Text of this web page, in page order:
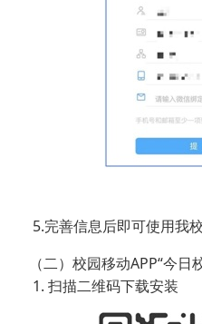
5.完善信息后即可使用我
（二）校园移动APP“今日
1. 扫描二维码下载安装